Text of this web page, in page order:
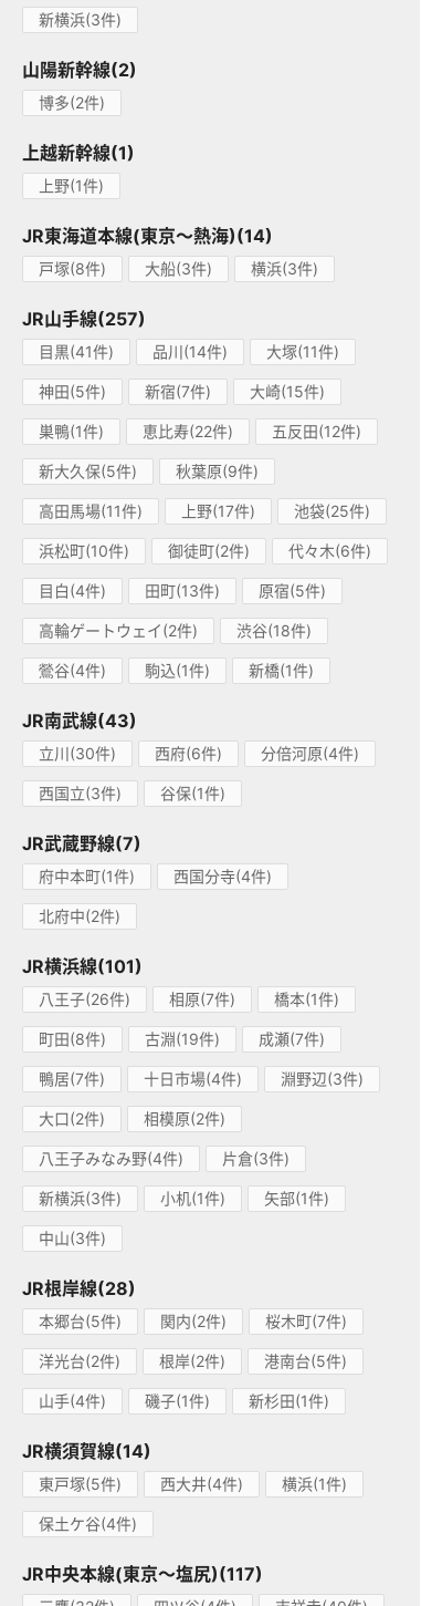
新横浜(3件)
山陽新幹線(2)
博多(2件)
上越新幹線(1)
上野(1件)
JR東海道本線(東京～熱海)(14)
戸塚(8件) 大船(3件) 横浜(3件)
JR山手線(257)
目黒(41件) 品川(14件) 大塚(11件)
神田(5件) 新宿(7件) 大崎(15件)
巣鴨(1件) 恵比寿(22件) 五反田(12件)
新大久保(5件) 秋葉原(9件)
高田馬場(11件) 上野(17件) 池袋(25件)
浜松町(10件) 御徒町(2件) 代々木(6件)
目白(4件) 田町(13件) 原宿(5件)
高輪ゲートウェイ(2件) 渋谷(18件)
鶯谷(4件) 駒込(1件) 新橋(1件)
JR南武線(43)
立川(30件) 西府(6件) 分倍河原(4件)
西国立(3件) 谷保(1件)
JR武蔵野線(7)
府中本町(1件) 西国分寺(4件)
北府中(2件)
JR横浜線(101)
八王子(26件) 相原(7件) 橋本(1件)
町田(8件) 古淵(19件) 成瀬(7件)
鴨居(7件) 十日市場(4件) 淵野辺(3件)
大口(2件) 相模原(2件)
八王子みなみ野(4件) 片倉(3件)
新横浜(3件) 小机(1件) 矢部(1件)
中山(3件)
JR根岸線(28)
本郷台(5件) 関内(2件) 桜木町(7件)
洋光台(2件) 根岸(2件) 港南台(5件)
山手(4件) 磯子(1件) 新杉田(1件)
JR横須賀線(14)
東戸塚(5件) 西大井(4件) 横浜(1件)
保土ケ谷(4件)
JR中央本線(東京～塩尻)(117)